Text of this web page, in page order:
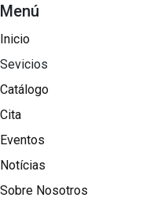
Menú
Inicio
Sevicios
Catálogo
Cita
Eventos
Notícias
Sobre Nosotros​